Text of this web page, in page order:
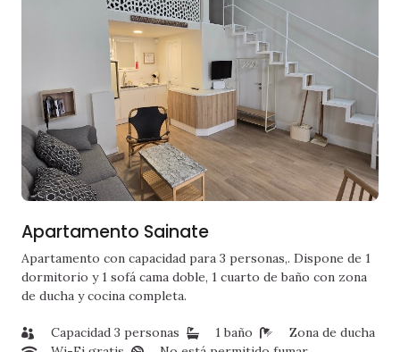
Apartamento Sainate
Apartamento con capacidad para 3 personas,. Dispone de 1
dormitorio y 1 sofá cama doble, 1 cuarto de baño con zona
de ducha y cocina completa.
Capacidad 3 personas 1 baño
Zona de ducha